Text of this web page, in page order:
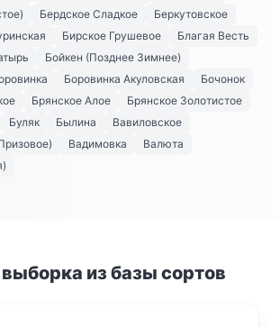
Бердское Сладкое
Беркутовское
Бирское Грушевое
Благая Весть
Бойкен (Позднее Зимнее)
Боровинка Акуловская
Бочонок
Брянское Алое
Брянское Золотистое
Буляк Былина
Вавиловское
Вадимовка
Валюта
из базы сортов